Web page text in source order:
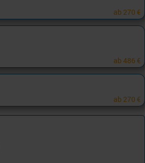
ab 270 €
ab 486 €
ab 270 €